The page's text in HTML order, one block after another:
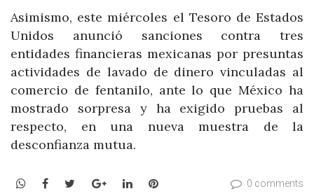
Asimismo, este miércoles el Tesoro de Estados
Unidos anunció sanciones contra tres
entidades financieras mexicanas por presuntas
actividades de lavado de dinero vinculadas al
comercio de fentanilo, ante lo que México ha
mostrado sorpresa y ha exigido pruebas al
respecto, en una nueva muestra de la
desconfianza mutua.
WhatsApp
Facebook
TwitterGoogle+LinkedInPinterest 0 comments